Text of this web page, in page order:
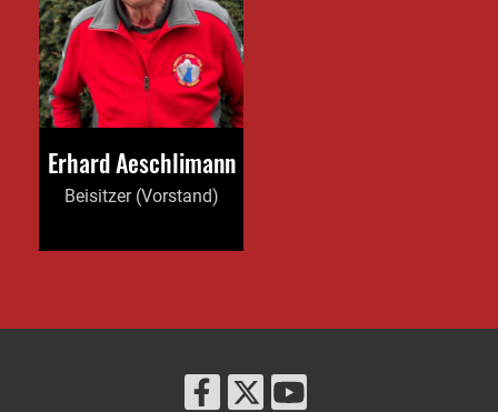
Erhard Aeschlimann
Beisitzer (Vorstand)